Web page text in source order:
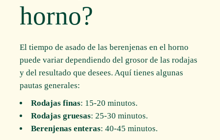
horno?
El tiempo de asado de las berenjenas en el horno
puede variar dependiendo del grosor de las rodajas
y del resultado que desees. Aquí tienes algunas
pautas generales:
Rodajas finas: 15-20 minutos.
Rodajas gruesas: 25-30 minutos.
Berenjenas enteras: 40-45 minutos.